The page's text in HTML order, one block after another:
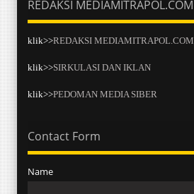
REDAKSI MEDIAMITRAPOL.COM
klik>>REDAKSI MEDIAMITRAPOL.COM
klik>>SIRKULASI DAN IKLAN
klik>>PEDOMAN MEDIA SIBER
Contact Form
Name